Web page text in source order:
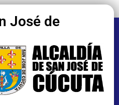
José de